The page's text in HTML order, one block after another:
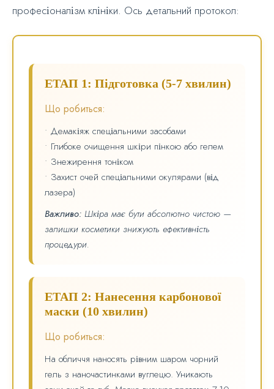
професіоналізм клініки. Ось детальний протокол:
ЕТАП 1: Підготовка (5-7 хвилин)
Що робиться:
• Демакіяж спеціальними засобами
• Глибоке очищення шкіри пінкою або гелем
• Знежирення тоніком
• Захист очей спеціальними окулярами (від
лазера)
Важливо: Шкіра має бути абсолютно чистою —
залишки косметики знижують ефективність
процедури.
ЕТАП 2: Нанесення карбонової
маски (10 хвилин)
Що робиться:
На обличчя наносять рівним шаром чорний
гель з наночастинками вуглецю. Уникають